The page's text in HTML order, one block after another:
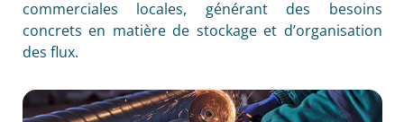
commerciales locales, générant des besoins
concrets en matière de stockage et d’organisation
des flux.